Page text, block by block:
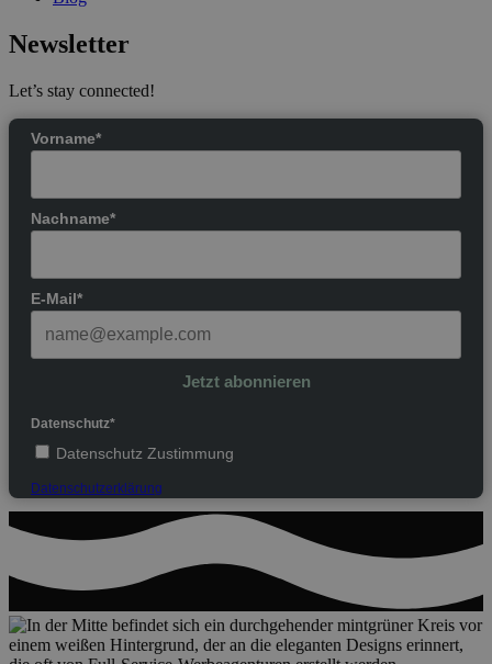
Newsletter
Let’s stay connected!
Vorname*
Nachname*
E-Mail*
Jetzt abonnieren
Datenschutz*
Datenschutz Zustimmung
Datenschutzerklärung